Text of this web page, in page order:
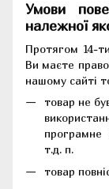
Умови
належної
Протягом 14-
Ви маєте
нашому сайті
товар не
програмне
т.д. п.
товар